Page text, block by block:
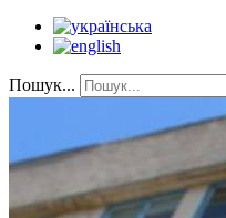
Пошук...